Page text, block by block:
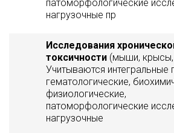
патоморфологические
нагрузочные пр
Исследования
токсичности (мыши, крысы,
Учитываются интегральные
гематологические,
физиологические,
патоморфологические
нагрузочные